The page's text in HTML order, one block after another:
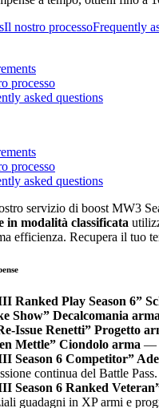
Il nostro processoFrequently
processo
asked questions
processo
asked questions
servizio di boost MW3
in modalità classificata
efficienza. Recupera il tuo
Ranked Play Season 6”
Show” Decalcomania
Issue Renetti” Progetto
Mettle” Ciondolo arma —
Season 6 Competitor”
continua del Battle Pass.
Season 6 Ranked
guadagni in XP armi e